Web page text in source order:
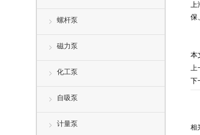
保
本
下
相
螺杆泵
磁力泵
化工泵
自吸泵
计量泵